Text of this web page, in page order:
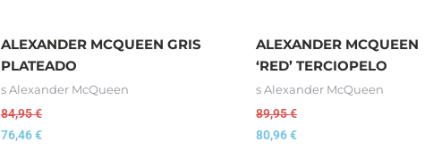
ALEXANDER MCQUEEN GRIS
PLATEADO
s Alexander McQueen
84,95€
76,46€
ALEXANDER MCQUEEN
‘RED’ TERCIOPELO
s Alexander McQueen
89,95€
80,96€